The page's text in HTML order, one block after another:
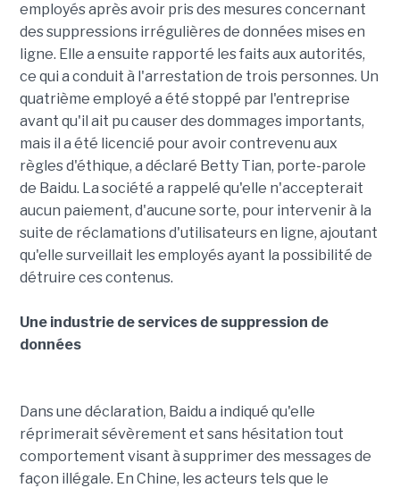
employés après avoir pris des mesures concernant
des suppressions irrégulières de données mises en
ligne. Elle a ensuite rapporté les faits aux autorités,
ce qui a conduit à l'arrestation de trois personnes. Un
quatrième employé a été stoppé par l'entreprise
avant qu'il ait pu causer des dommages importants,
mais il a été licencié pour avoir contrevenu aux
règles d'éthique, a déclaré Betty Tian, porte-parole
de Baidu. La société a rappelé qu'elle n'accepterait
aucun paiement, d'aucune sorte, pour intervenir à la
suite de réclamations d'utilisateurs en ligne, ajoutant
qu'elle surveillait les employés ayant la possibilité de
détruire ces contenus.
Une industrie de services de suppression de
données
Dans une déclaration, Baidu a indiqué qu'elle
réprimerait sévèrement et sans hésitation tout
comportement visant à supprimer des messages de
façon illégale. En Chine, les acteurs tels que le